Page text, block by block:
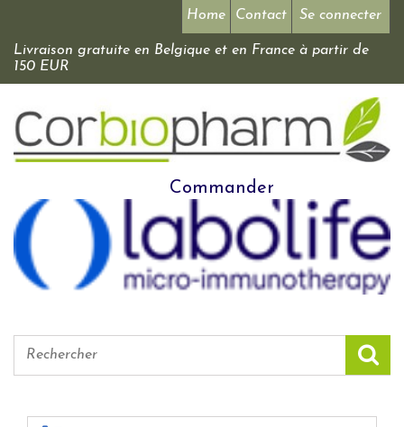
Se connecter
Home Contact
Livraison gratuite en Belgique et en France à partir de
150 EUR
Commander